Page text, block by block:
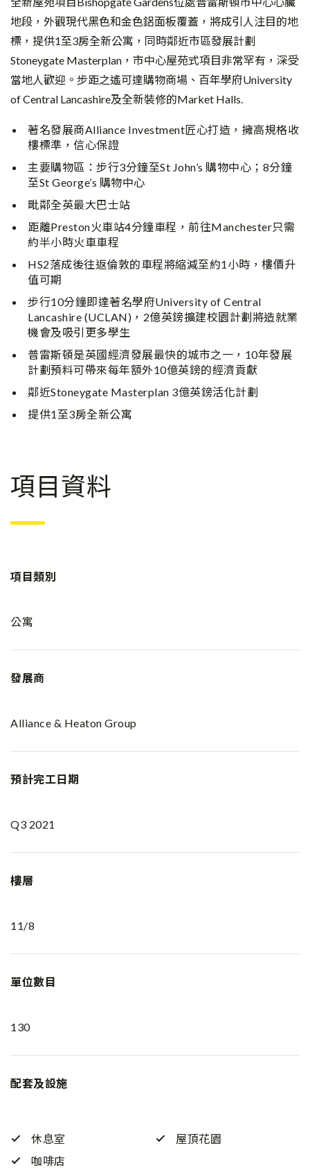
地段，外觀現代黑色和金色鋁面板覆蓋，將成引人注目的地
標，提供1至3房全新公寓，同時鄰近市區發展計劃
Stoneygate Masterplan，市中心屋苑式項目非常罕有，深受
當地人歡迎。步距之遙可達購物商場、百年學府University
of Central Lancashire及全新裝修的Market Halls.
著名發展商Alliance Investment匠心打造，擁高規格收
樓標準，信心保證
主要購物區：步行3分鐘至St John’s 購物中心；8分鐘
至St George’s 購物中心
毗鄰全英最大巴士站
距離Preston火車站4分鐘車程，前往Manchester只需
約半小時火車車程
HS2落成後往返倫敦的車程將縮減至約1小時，樓價升
值可期
步行10分鐘即達著名學府University of Central
Lancashire (UCLAN)，2億英鎊擴建校園計劃將造就業
機會及吸引更多學生
普雷斯頓是英國經濟發展最快的城市之一，10年發展
計劃預料可帶來每年額外10億英鎊的經濟貢獻
鄰近Stoneygate Masterplan 3億英鎊活化計劃
提供1至3房全新公寓
項目資料
項目類別
公寓
發展商
Alliance & Heaton Group
預計完工日期
Q3 2021
樓層
11/8
單位數目
130
配套及設施
休息室
屋頂花園
咖啡店